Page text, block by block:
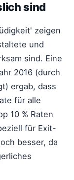
sind
zeigen
und
sind. Eine
2016 (durch
ergab, dass
für alle
10 % Raten
für Exit-
besser, da